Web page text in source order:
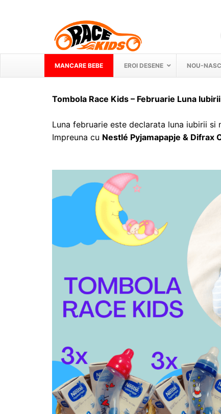
MANCARE BEBE EROI DESENE NOU-
Tombola Race Kids – Februarie Luna Iubirii
Luna februarie este declarata luna iubirii
Impreuna cu Nestlé Pyjamapapje & Difrax